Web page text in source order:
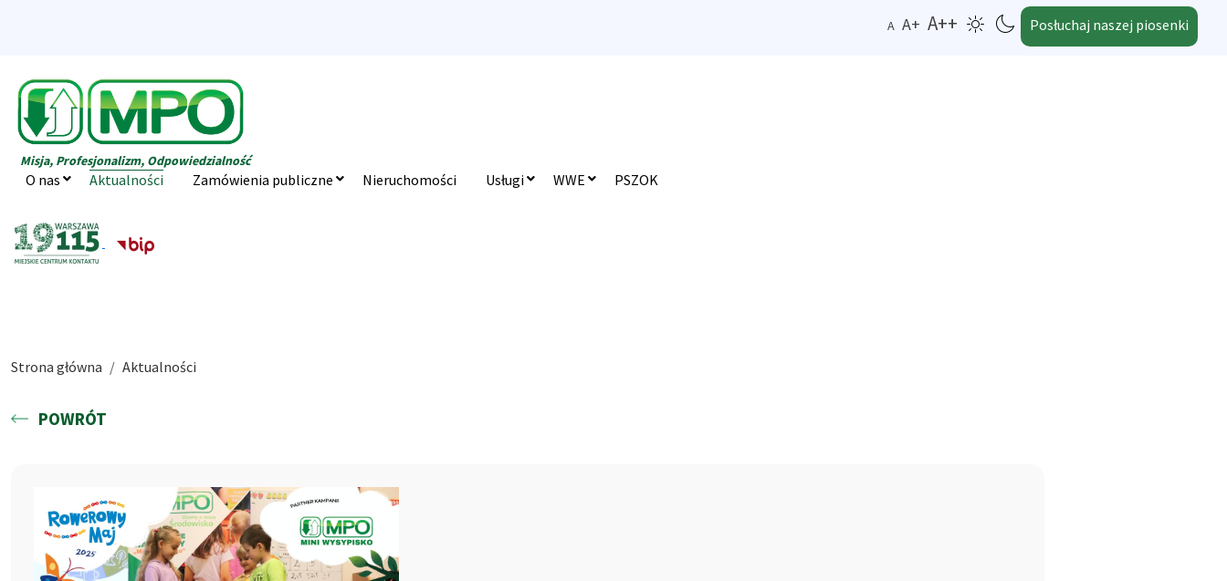
Posłuchaj naszej piosenki
A A+ A++
Misja, Profesjonalizm, Odpowiedzialność
O nas Aktualności Zamówienia publiczne Nieruchomości Usługi WWE PSZOK
Strona główna Aktualności
POWRÓT